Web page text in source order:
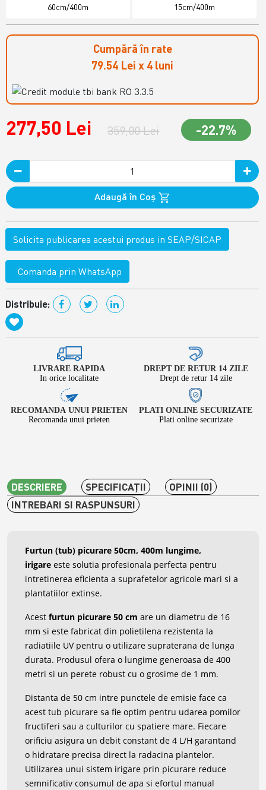
60cm/400m 15cm/400m
Cumpără în rate
79.54 Lei x 4 luni
277,50 Lei 359,00 Lei -22.7%
Adaugă în Coş
Solicita publicarea acestui produs in SEAP/SICAP
Comanda prin WhatsApp
Distribuie:
LIVRARE RAPIDA
In orice localitate
DREPT DE RETUR 14 ZILE
Drept de retur 14 zile
RECOMANDA UNUI PRIETEN
Recomanda unui prieten
PLATI ONLINE SECURIZATE
Plati online securizate
DESCRIERE SPECIFICAŢII
OPINII (0)
INTREBARI SI RASPUNSURI
Furtun (tub) picurare 50cm, 400m lungime,
irigare este solutia profesionala perfecta pentru
intretinerea eficienta a suprafetelor agricole mari si a
plantatiilor extinse.
Acest furtun picurare 50 cm are un diametru de 16
mm si este fabricat din polietilena rezistenta la
radiatiile UV pentru o utilizare supraterana de lunga
durata. Produsul ofera o lungime generoasa de 400
metri si un perete robust cu o grosime de 1 mm.
Distanta de 50 cm intre punctele de emisie face ca
acest tub picurare sa fie optim pentru udarea pomilor
fructiferi sau a culturilor cu spatiere mare. Fiecare
orificiu asigura un debit constant de 4 L/H garantand
o hidratare precisa direct la radacina plantelor.
Utilizarea unui sistem irigare prin picurare reduce
semnificativ consumul de apa si efortul manual